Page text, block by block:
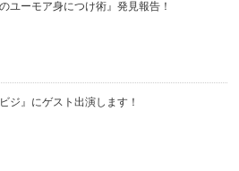
ユーモア身につけ術』発見報告！
ジ』にゲスト出演します！